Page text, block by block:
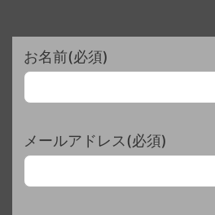
お名前(必須)
メールアドレス(必須)